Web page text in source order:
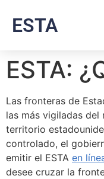
ESTA
ESTA:
Las fronteras de
las más vigiladas del
territorio
controlado, el
emitir el ESTA en
desee cruzar la